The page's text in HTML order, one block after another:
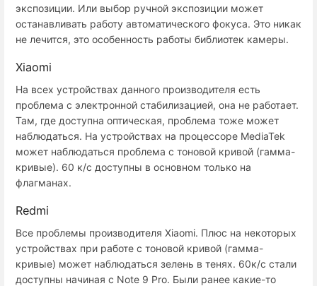
экспозиции. Или выбор ручной экспозиции может
останавливать работу автоматического фокуса. Это никак
не лечится, это особенность работы библиотек камеры.
Xiaomi
На всех устройствах данного производителя есть
проблема с электронной стабилизацией, она не работает.
Там, где доступна оптическая, проблема тоже может
наблюдаться. На устройствах на процессоре MediaTek
может наблюдаться проблема с тоновой кривой (гамма-
кривые). 60 к/с доступны в основном только на
флагманах.
Redmi
Все проблемы производителя Xiaomi. Плюс на некоторых
устройствах при работе с тоновой кривой (гамма-
кривые) может наблюдаться зелень в тенях. 60к/с стали
доступны начиная с Note 9 Pro. Были ранее какие-то